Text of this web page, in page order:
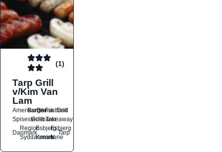
(1)
Tarp Grill
v/Kim Van
Lam
Amerikansk
BurgerDanskFastfood
Grill
SpisestederGrillbarerTakeaway
Danmark
Region
Syddanmark
Esbjerg
Kommune
Esbjerg
N
Tarp